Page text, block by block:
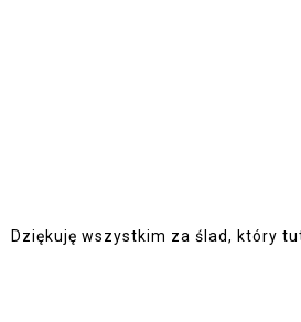
Dziękuję wszystkim za ślad, który